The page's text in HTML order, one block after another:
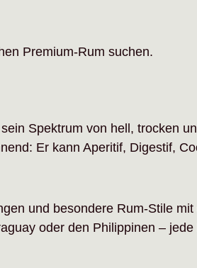
Premium-Rum suchen.
Spektrum von hell, trocken
Er kann Aperitif, Digestif,
und besondere Rum-Stile mit
oder den Philippinen –